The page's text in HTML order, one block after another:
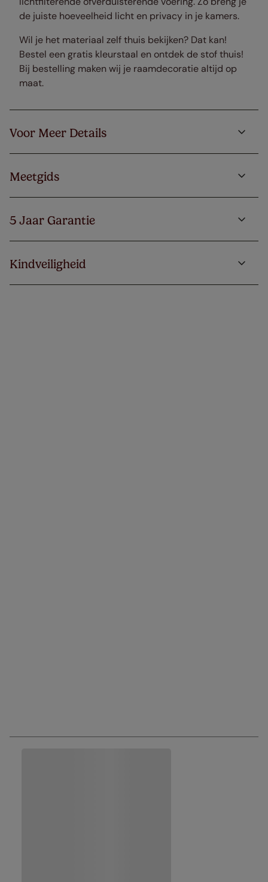
de juiste hoeveelheid licht en privacy in je kamers.
Wil je het materiaal zelf thuis bekijken? Dat kan!
Bestel een gratis kleurstaal en ontdek de stof thuis!
Bij bestelling maken wij je raamdecoratie altijd op
maat.
Voor Meer Details
Meetgids
5 Jaar Garantie
Kindveiligheid